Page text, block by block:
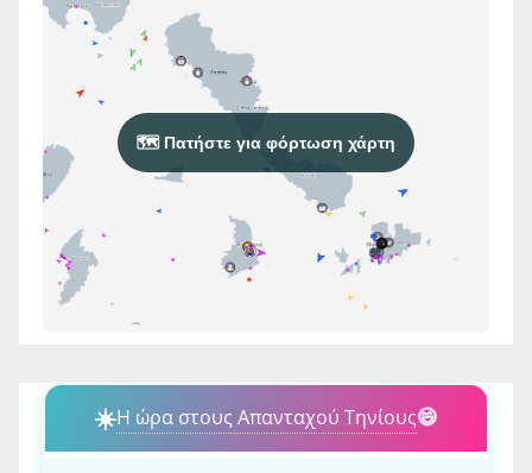
🗺️ Πατήστε για φόρτωση χάρτη
☀️Η ώρα στους Απανταχού Τηνίους😄